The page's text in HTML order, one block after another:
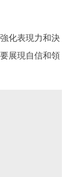
化表現力和決
展現自信和領